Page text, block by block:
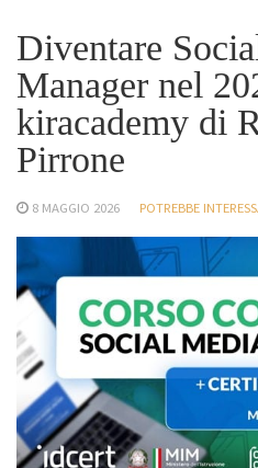
Diventare
Manager nel
kiracademy di
Pirrone
8 MAGGIO 2026 POTREBBE